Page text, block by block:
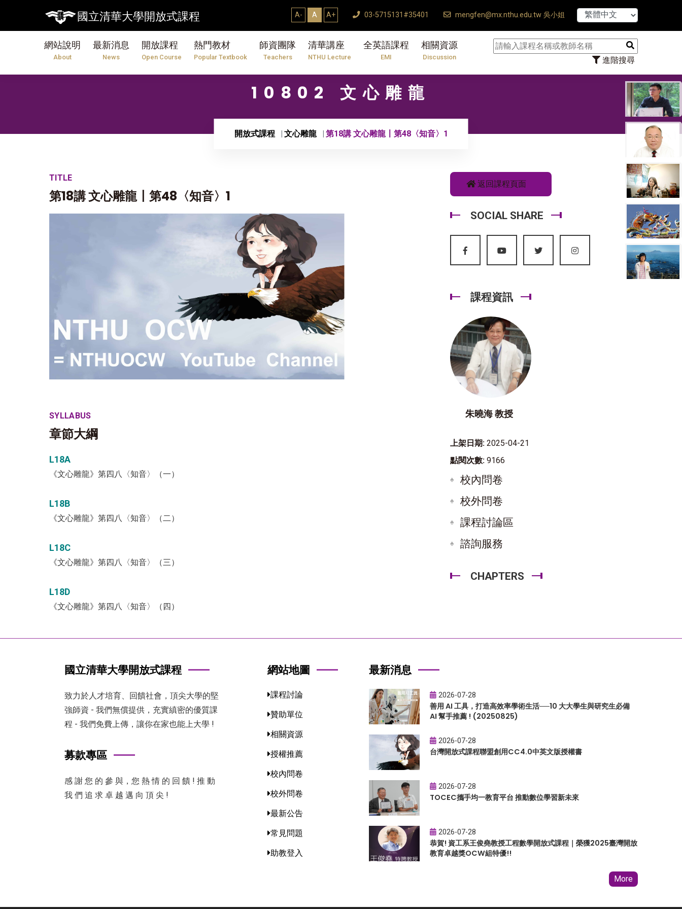
國立清華大學開放式課程 A- A A+ 03-5715131#35401 mengfen@mx.nthu.edu.tw 吳小姐
網站說明
About
最新消息
News
開放課程
Open Course
熱門教材
Popular Textbook
師資團隊
Teachers
清華講座
NTHU Lecture
全英語課程
EMI
相關資源
Discussion 進階搜尋
【7/31】114
10802 文心雕龍
開放式課程 文心雕龍 第18講 文心雕龍〡第48〈知音〉1
TITLE
第18講 文心雕龍〡第48〈知音〉1
SYLLABUS
章節大綱
L18A
《文心雕龍》第四八〈知音〉（一）
L18B
《文心雕龍》第四八〈知音〉（二）
L18C
《文心雕龍》第四八〈知音〉（三）
L18D
《文心雕龍》第四八〈知音〉（四）
返回課程頁面
SOCIAL SHARE
課程資訊
朱曉海 教授
上架日期: 2025-04-21
點閱次數: 9166
校內問卷
校外問卷
課程討論區
諮詢服務
CHAPTERS
國立清華大學開放式課程
致力於人才培育、回饋社會，頂尖大學的堅
強師資 - 我們無償提供，充實縝密的優質課
程 - 我們免費上傳，讓你在家也能上大學 !
募款專區
感 謝 您 的 參 與，您 熱 情 的 回 饋 ! 推 動
我 們 追 求 卓 越 邁 向 頂 尖 !
網站地圖
課程討論
贊助單位
相關資源
授權推薦
校內問卷
校外問卷
最新公告
常見問題
助教登入
最新消息
2026-07-28
善用 AI 工具，打造高效率學術生活──10 大大學生與研究生必備
AI 幫手推薦 ! (20250825)
2026-07-28
台灣開放式課程聯盟創用CC4.0中英文版授權書
2026-07-28
TOCEC攜手均一教育平台 推動數位學習新未來
2026-07-28
恭賀! 資工系王俊堯教授工程數學開放式課程｜榮獲2025臺灣開放
教育卓越獎OCW組特優!!
More